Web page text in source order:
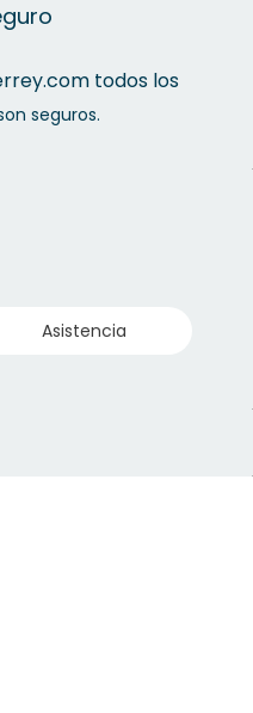
todos los
seguros.
Asistencia